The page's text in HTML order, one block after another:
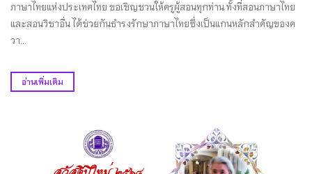
ภาษาไทยแห่งประเทศไทย ขอเชิญชวนให้ครูผู้สอนทุกท่าน ทั้งที่สอนภาษาไทย
และสอนวิชาอื่น ได้ช่วยกันธำรงรักษาภาษาไทยซึ่งเป็นแกนหลักสำคัญของค
วา...
อ่านเพิ่มเติม